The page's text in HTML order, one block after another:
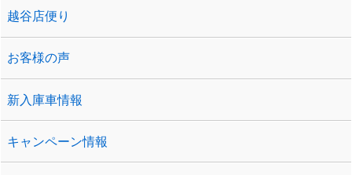
越谷店便り
お客様の声
新入庫車情報
キャンペーン情報